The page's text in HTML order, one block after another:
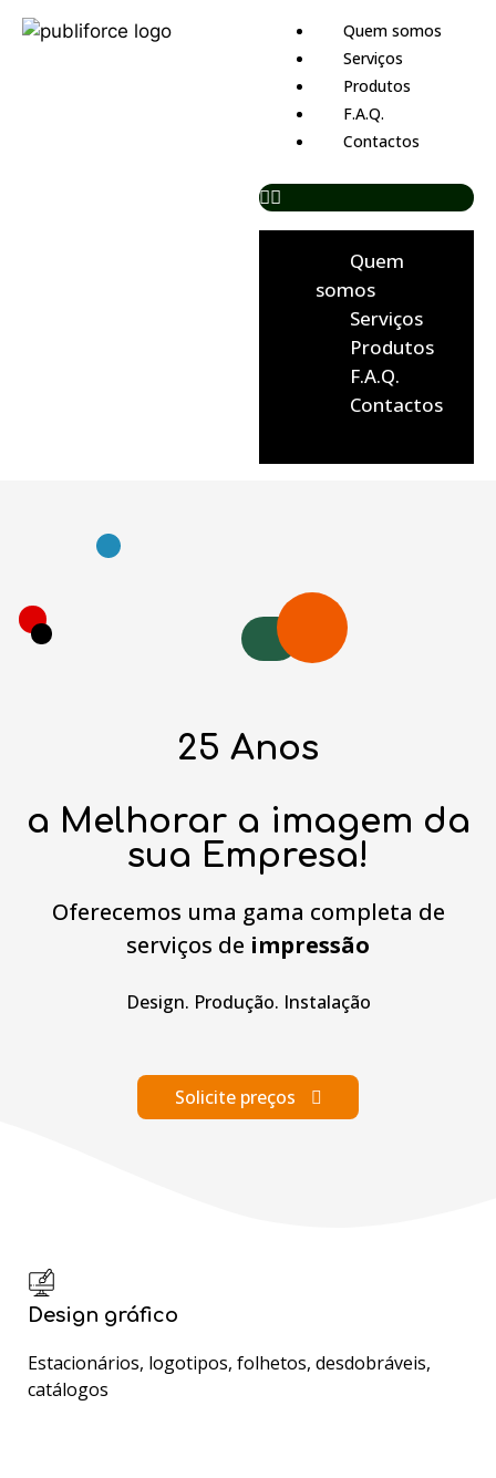
Quem somos
Serviços
Produtos
F.A.Q.
Contactos
Quem
somos
Serviços
Produtos
F.A.Q.
Contactos
25 Anos
a Melhorar a imagem da
sua Empresa!
Oferecemos uma gama completa de
serviços de impressão
Design. Produção. Instalação
Solicite preços
Design gráfico
Estacionários, logotipos, folhetos, desdobráveis,
catálogos